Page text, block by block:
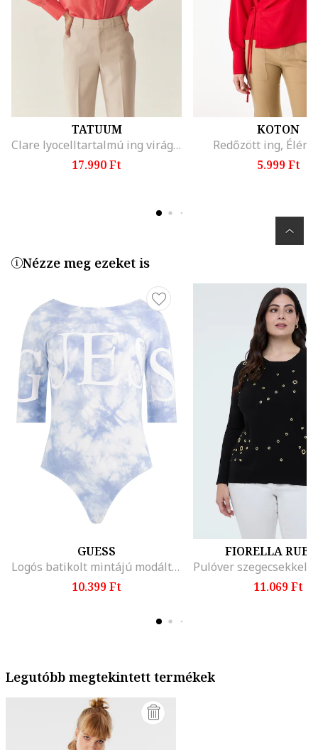
TATUUM
Clare lyocelltartalmú ing virágmintás rátéttel, Korallszín
17.990 Ft
KOTON
Redőzött ing,
5.999 Ft
Nézze meg ezeket is
GUESS
Logós batikolt mintájú modáltartalmú body
10.399 Ft
FIORELLA
11.069 Ft
Legutóbb megtekintett termékek